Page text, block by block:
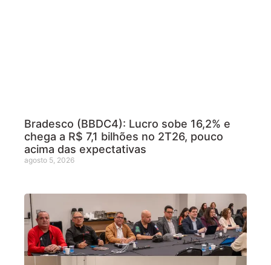
Bradesco (BBDC4): Lucro sobe 16,2% e
chega a R$ 7,1 bilhões no 2T26, pouco
acima das expectativas
agosto 5, 2026